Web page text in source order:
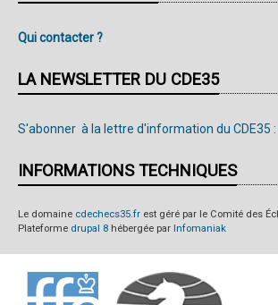
Qui contacter ?
LA NEWSLETTER DU CDE35
S'abonner à la lettre d'information du CDE35
INFORMATIONS TECHNIQUES
Le domaine cdechecs35.fr est géré par le Comité des
Plateforme drupal 8 hébergée par Infomaniak